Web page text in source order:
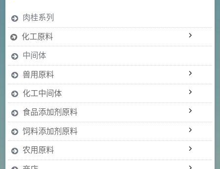
肉桂系列
化工原料
中间体
兽用原料
化工中间体
食品添加剂原料
饲料添加剂原料
农用原料